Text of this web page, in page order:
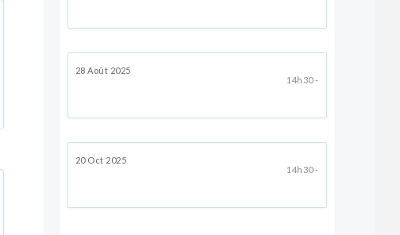
28 Août 2025
14h30 -
20 Oct 2025
14h30 -